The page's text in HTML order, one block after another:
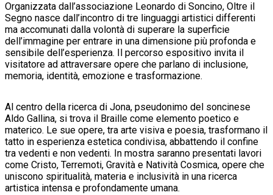
Organizzata dall’associazione Leonardo di Soncino, Oltre il
Segno nasce dall’incontro di tre linguaggi artistici differenti
ma accomunati dalla volontà di superare la superficie
dell’immagine per entrare in una dimensione più profonda e
sensibile dell’esperienza. Il percorso espositivo invita il
visitatore ad attraversare opere che parlano di inclusione,
memoria, identità, emozione e trasformazione.
Al centro della ricerca di Jona, pseudonimo del soncinese
Aldo Gallina, si trova il Braille come elemento poetico e
materico. Le sue opere, tra arte visiva e poesia, trasformano il
tatto in esperienza estetica condivisa, abbattendo il confine
tra vedenti e non vedenti. In mostra saranno presentati lavori
come Cristo, Terremoti, Gravità e Natività Cosmica, opere che
uniscono spiritualità, materia e inclusività in una ricerca
artistica intensa e profondamente umana.